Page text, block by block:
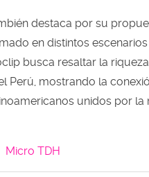
destaca por su
en distintos
busca resaltar la
Perú, mostrando la
unidos por la
Micro TDH